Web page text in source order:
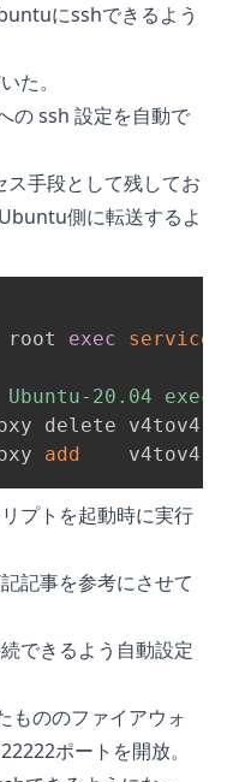
にsshできるよう
た。
の ssh 設定を自動で
手段として残してお
側に転送するよ
root exec service
20.04 exec
delete v4tov4
add
    v4tov4
プトを起動時に実行
記事を参考にさせて
できるよう自動設定
もののファイアウォ
ポートを開放。